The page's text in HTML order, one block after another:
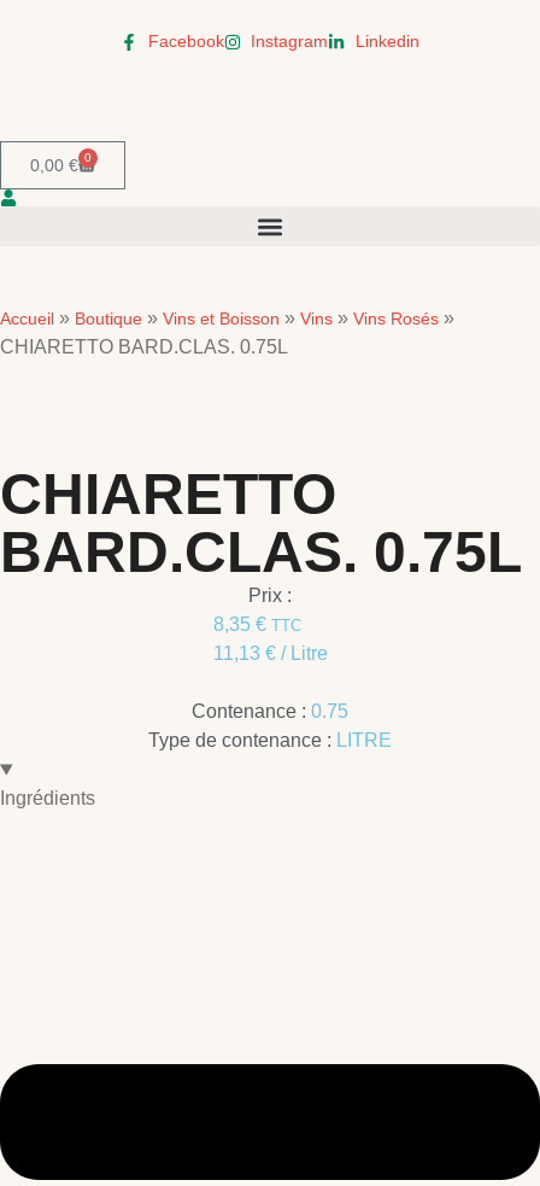
Facebook Instagram Linkedin
0,00 € 0
Accueil » Boutique » Vins et Boisson » Vins » Vins Rosés »
CHIARETTO BARD.CLAS. 0.75L
CHIARETTO
BARD.CLAS. 0.75L
Prix :
8,35 € TTC
11,13 €/ Litre
Contenance : 0.75
Type de contenance : LITRE
Ingrédients